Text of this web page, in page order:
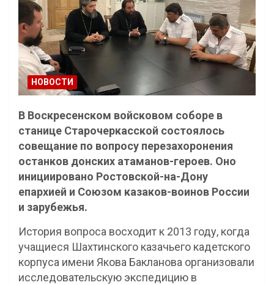
НОВОСТИ
В Воскресенском войсковом соборе в
станице Старочеркасской состоялось
совещание по вопросу перезахоронения
останков донских атаманов-героев. Оно
инициировано Ростовской-на-Дону
епархией и Союзом казаков-воинов России
и зарубежья.
История вопроса восходит к 2013 году, когда
учащиеся Шахтинского казачьего кадетского
корпуса имени Якова Бакланова организовали
исследовательскую экспедицию в